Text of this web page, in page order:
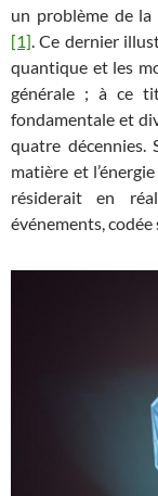
un problème de la
[1]. Ce dernier
quantique et les
générale ; à ce
fondamentale et
quatre décennies.
matière et
résiderait en
événements, codée